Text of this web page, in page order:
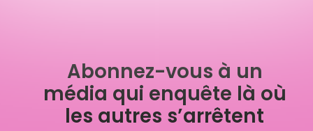
Abonnez-vous à un
média qui enquête là où
les autres s’arrêtent